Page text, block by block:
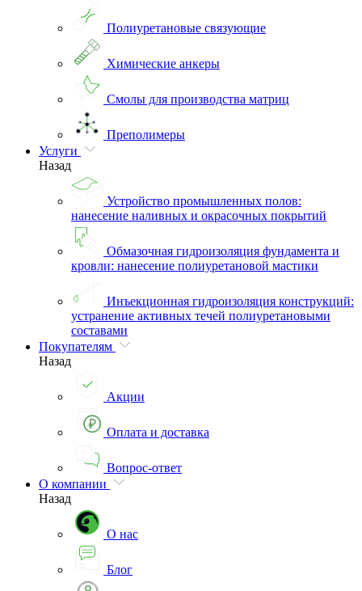
Полиуретановые связующие
Химические анкеры
Смолы для производства матриц
Преполимеры
Услуги
Назад
Устройство промышленных полов:
нанесение наливных и окрасочных покрытий
Обмазочная гидроизоляция фундамента и
кровли: нанесение полиуретановой мастики
Инъекционная гидроизоляция конструкций:
устранение активных течей полиуретановыми
составами
Покупателям
Назад
Акции
Оплата и доставка
Вопрос-ответ
О компании
Назад
О нас
Блог